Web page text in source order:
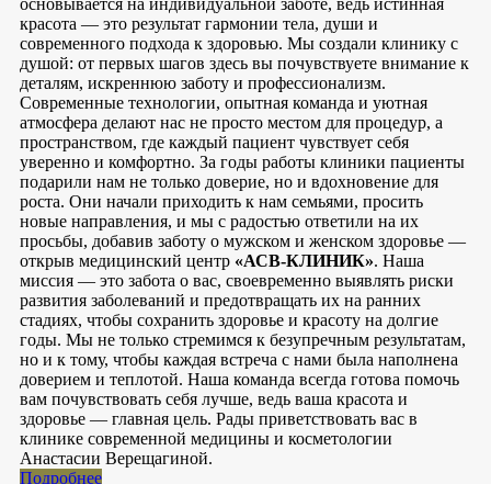
основывается на индивидуальной заботе, ведь истинная
красота — это результат гармонии тела, души и
современного подхода к здоровью. Мы создали клинику с
душой: от первых шагов здесь вы почувствуете внимание к
деталям, искреннюю заботу и профессионализм.
Современные технологии, опытная команда и уютная
атмосфера делают нас не просто местом для процедур, а
пространством, где каждый пациент чувствует себя
уверенно и комфортно. За годы работы клиники пациенты
подарили нам не только доверие, но и вдохновение для
роста. Они начали приходить к нам семьями, просить
новые направления, и мы с радостью ответили на их
просьбы, добавив заботу о мужском и женском здоровье —
открыв медицинский центр «АСВ-КЛИНИК». Наша
миссия — это забота о вас, своевременно выявлять риски
развития заболеваний и предотвращать их на ранних
стадиях, чтобы сохранить здоровье и красоту на долгие
годы. Мы не только стремимся к безупречным результатам,
но и к тому, чтобы каждая встреча с нами была наполнена
доверием и теплотой. Наша команда всегда готова помочь
вам почувствовать себя лучше, ведь ваша красота и
здоровье — главная цель. Рады приветствовать вас в
клинике современной медицины и косметологии
Анастасии Верещагиной.
Подробнее